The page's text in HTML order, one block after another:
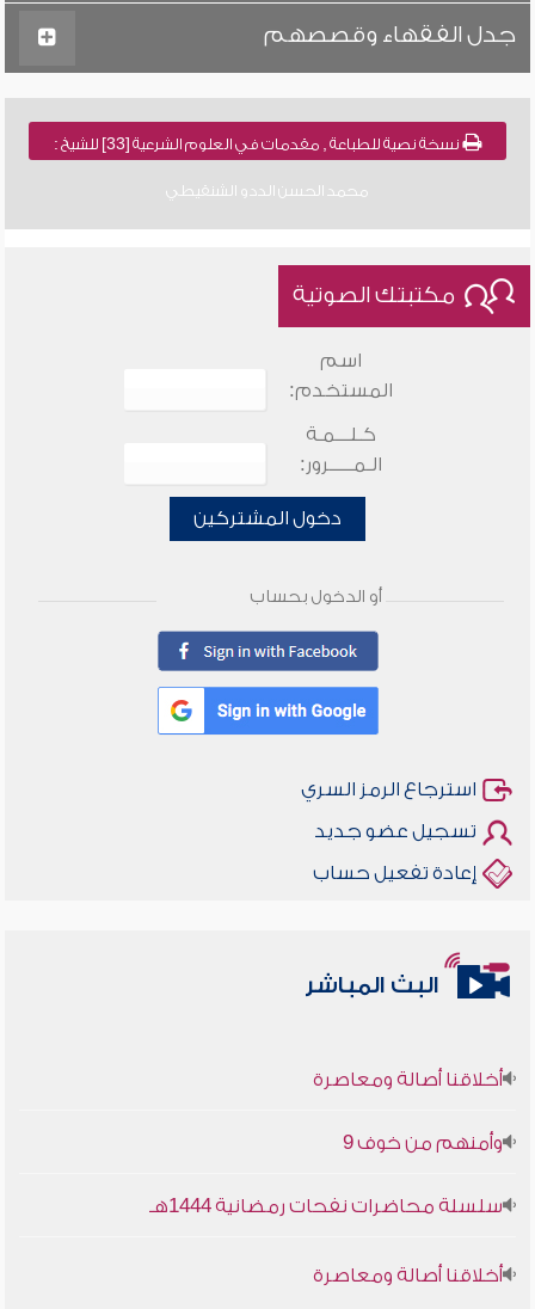
جدل الفقهاء وقصصهم
نسخة نصية للطباعة , مقدمات في العلوم الشرعية [33] للشيخ :
محمد الحسن الددو الشنقيطي
مكتبتك الصوتية
اسم
المستخدم:
كـلـــمـة
الـمـــــرور:
دخول المشتركين
أو الدخول بحساب
استرجاع الرمز السري
تسجيل عضو جديد
إعادة تفعيل حساب
البث المباشر
أخلاقنا أصالة ومعاصرة
وأمنهم من خوف 9
أخلاقنا أصالة ومعاصرة